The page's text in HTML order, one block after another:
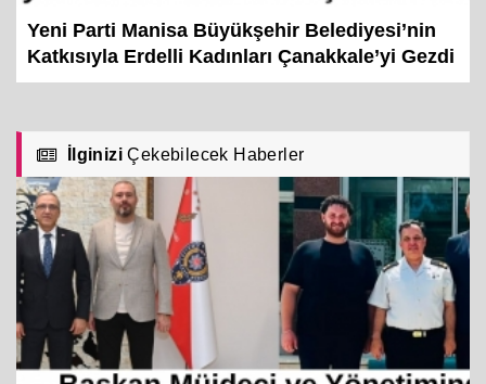
Yeni Parti Manisa Büyükşehir Belediyesi’nin
Katkısıyla Erdelli Kadınları Çanakkale’yi Gezdi
İlginizi Çekebilecek Haberler